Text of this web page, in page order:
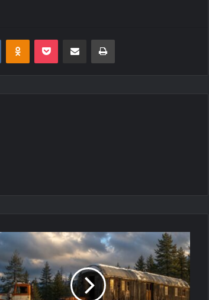
VKontakteOdnoklassniki
Pocket E-Posta ile paylaş Yazdır